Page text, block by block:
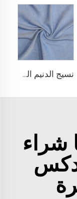
نسيج الدنيم المشابه للبولي ليوسيل
شراء